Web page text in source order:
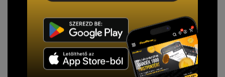
Fizetésnél kérje az ingyenes adattörlő kódot
adatainak biztonsága érdekében!
A Kormány döntése alapján a kereskedő minden tartós
adathordozó termék vásárlásakor köteles ingyenes